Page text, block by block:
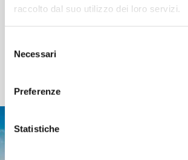
raccolto dal suo utilizzo dei loro servizi.
delNecessari
Preferenze
Statistiche
Qui trovi tutte le